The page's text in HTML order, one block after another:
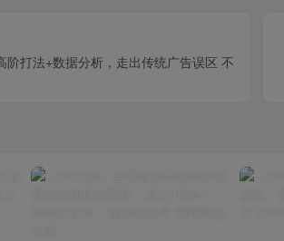
阶打法+数据分析，走出传统广告误区 不